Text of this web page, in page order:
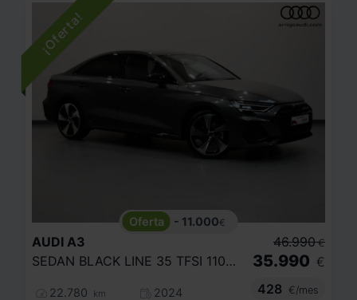
- 11.000€
AUDI A3
SEDAN BLACK LINE 35 TFSI 110KW S TRONIC
22.780 km
2024
46.990 €
35.990 €
428
€/mes